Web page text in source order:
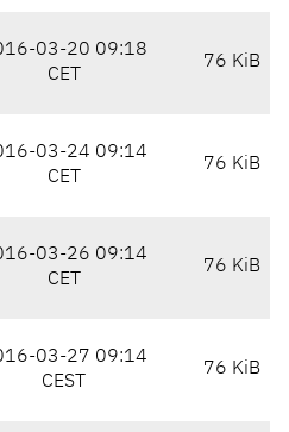
03-20 09:18
CET
76 KiB
03-24 09:14
CET
76 KiB
03-26 09:14
CET
76 KiB
03-27 09:14
CEST
76 KiB